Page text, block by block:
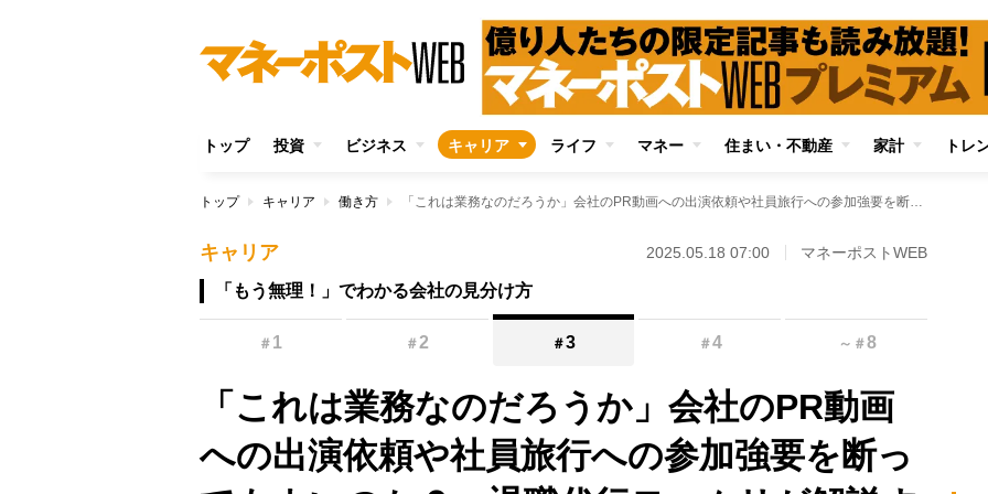
トップ 投資 ビジネス キャリア ライフ マネー 住まい・不動産 家計 トレ
トップ キャリア 働き方 「これは業務なのだろうか」会社のPR動画への出演依頼や社員旅行への参加強要を断ってもよいのか？ 退職代行モームリが解説する法的な問題点
キャリア 2025.05.18 07:00 マネーポストWEB
「もう無理！」でわかる会社の見分け方
＃ 1 ＃2 ＃3 ＃4 ～ ＃8
「これは業務なのだろうか」会社のPR動画
への出演依頼や社員旅行への参加強要を断っ